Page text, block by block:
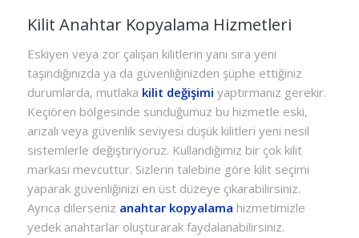
Kilit Anahtar Kopyalama Hizmetleri
Eskiyen veya zor çalışan kilitlerin yanı sıra yeni
taşındığınızda ya da güvenliğinizden şüphe ettiğiniz
durumlarda, mutlaka kilit değişimi yaptırmanız gerekir.
Keçiören bölgesinde sunduğumuz bu hizmetle eski,
arızalı veya güvenlik seviyesi düşük kilitleri yeni nesil
sistemlerle değiştiriyoruz. Kullandığımız bir çok kilit
markası mevcuttur. Sizlerin talebine göre kilit seçimi
yaparak güvenliğinizi en üst düzeye çıkarabilirsiniz.
Ayrıca dilerseniz anahtar kopyalama hizmetimizle
yedek anahtarlar oluşturarak faydalanabilirsiniz.